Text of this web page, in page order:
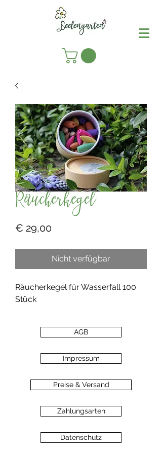
Räucherkegel
€ 29,00Preis
Nicht verfügbar
Räucherkegel für Wasserfall 100
Stück
AGB
Impressum
Preise & Versand
Zahlungsarten
Datenschutz